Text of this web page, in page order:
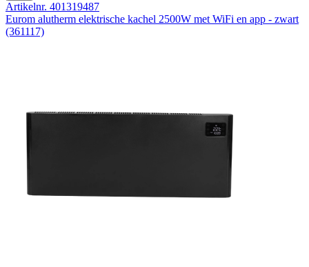
Artikelnr. 401319487
Eurom alutherm elektrische kachel 2500W met WiFi en app - zwart
(361117)